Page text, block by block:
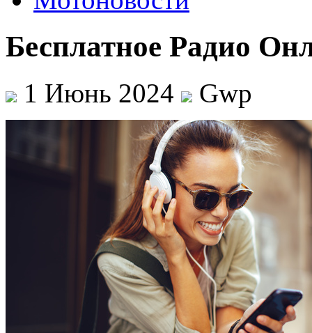
Бесплатное Радио
1 Июнь 2024 Gwp